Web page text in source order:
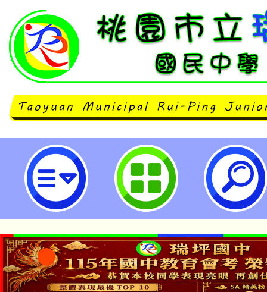
轉知臺中市政府教育局檢送臺中市
學112學年度轉介就讀簡章1份，
立瑞坪國民中學